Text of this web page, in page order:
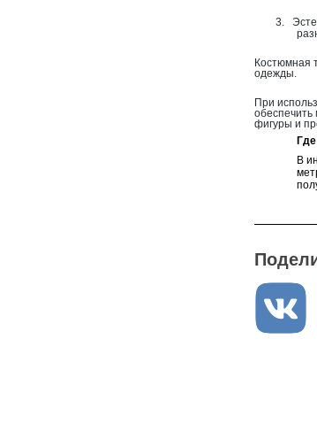
3.
Костюмная
одежды.
При
обеспечить
фигуры и
В